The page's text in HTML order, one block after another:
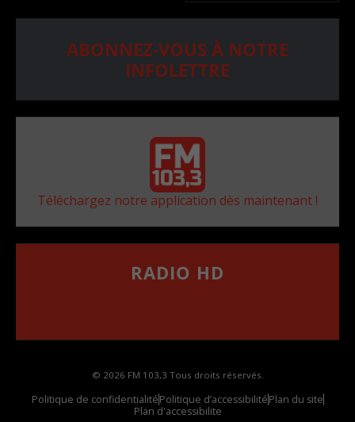
ABONNEZ-VOUS À NOTRE
INFOLETTRE
Téléchargez notre application dès maintenant !
RADIO HD
© 2026 FM 103,3 Tous droits réservés.
Politique de confidentialitéPolitique d’accessibilitéPlan du site
Plan d'accessibilite